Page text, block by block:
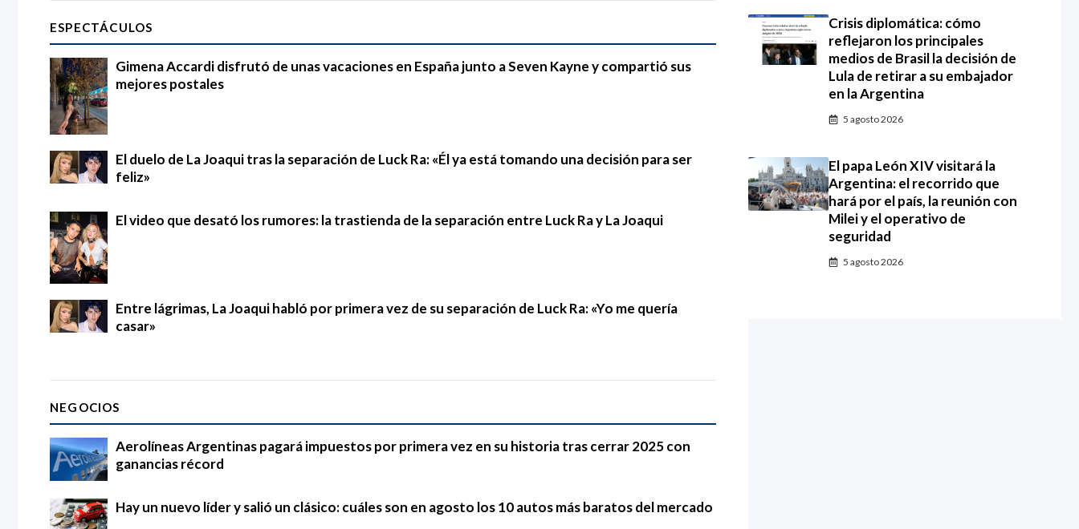
ESPECTÁCULOS
Gimena Accardi disfrutó de unas vacaciones en España junto a Seven Kayne y compartió sus
mejores postales
El duelo de La Joaqui tras la separación de Luck Ra: «Él ya está tomando una decisión para ser
feliz»
El video que desató los rumores: la trastienda de la separación entre Luck Ra y La Joaqui
Entre lágrimas, La Joaqui habló por primera vez de su separación de Luck Ra: «Yo me quería
casar»
NEGOCIOS
Aerolíneas Argentinas pagará impuestos por primera vez en su historia tras cerrar 2025 con
ganancias récord
Hay un nuevo líder y salió un clásico: cuáles son en agosto los 10 autos más baratos del mercado
Crisis diplomática: cómo
reflejaron los principales
medios de Brasil la decisión de
Lula de retirar a su embajador
en la Argentina
5 agosto 2026
El papa León XIV visitará la
Argentina: el recorrido que
hará por el país, la reunión con
Milei y el operativo de
seguridad
5 agosto 2026